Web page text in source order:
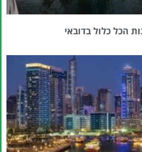
הכל כלול בדובאי